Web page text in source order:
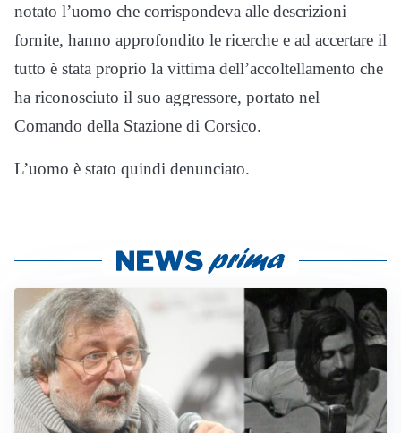
notato l’uomo che corrispondeva alle descrizioni
fornite, hanno approfondito le ricerche e ad accertare il
tutto è stata proprio la vittima dell’accoltellamento che
ha riconosciuto il suo aggressore, portato nel
Comando della Stazione di Corsico.
L’uomo è stato quindi denunciato.